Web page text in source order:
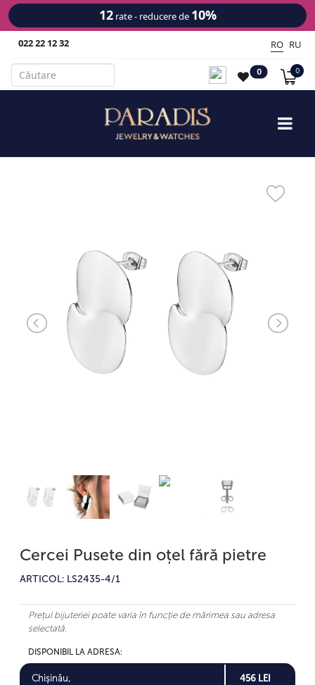
12rate - reducere de 10%
022 22 12 32 RO RU
0 0
Cercei Pusete din oțel fără pietre
ARTICOL: LS2435-4/1
Prețul bijuteriei poate varia în funcție de mărimea sau adresa
selectată.
DISPONIBIL LA ADRESA:
Chișinău,
456 LEI